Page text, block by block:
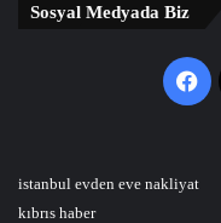
Sosyal Medyada Biz
istanbul evden eve nakliyat
kıbrıs haber